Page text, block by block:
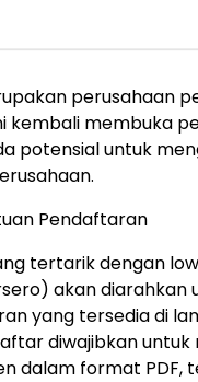
perusahaan
kembali membuka
potensial untuk
Pendaftaran
tertarik dengan
akan diarahkan
yang tersedia di
diwajibkan
dalam format PDF,